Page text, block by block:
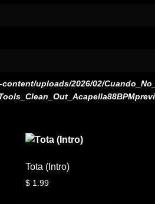
uploads/2026/02/
Tota (Intro)
$ 1.99